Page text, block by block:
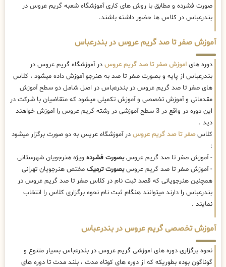
صورت فشرده و مطابق با روش های کاری آموزشگاه شعبه گریم عروس در
بندرعباس در کلاس ها حضور داشته باشند.
آموزش صفر تا صد گریم عروس در بندرعباس
دوره های اموزش صفر تا صد گریم عروس در آموزشگاه گریم عروس در
بندرعباس از پایه و بصورت صفر تا صد به هنرجو آموزش داده میشود ، کلاس
های صفر تا صد گریم عروس در بندرعباس در اصل شامل دو سطح آموزش
مقدماتی و آموزش تخصصی و آموزش تکمیلی میشود که متقاضیان با شرکت در
این دوره در واقع در 3 سطح آموزشی در رشته گریم عروس را آموزش خواهند
دید .
کلاسصفر تا صد گریم عروس در آموزشگاه عریس به دو صورت برگزار میشود
:
- آموزش صفر تا صد گریم عروسبصورت فشرده ویژه هنرجویان شهرستانی
- آموزش صفر تا صد گریم عروسبصورت ترمیک مختص هنرجویان تهرانی
همچنین هنرجویانی که قصد ثبت نام در کلاس صفر تا صد گریم عروس در
بندرعباس را دارند میتوانند هنگام ثبت نام نحوه برگزاری کلاس را انتخاب
نمایند .
آموزش تخصصی گریم عروس در بندرعباس
نحوه برگزاری دوره های اموزشی گریم عروس در بندرعباس بسیار متنوع و
گوناگون بوده بطوریکه که از دوره های کوتاه مدت ، بلند مدت تا دوره های